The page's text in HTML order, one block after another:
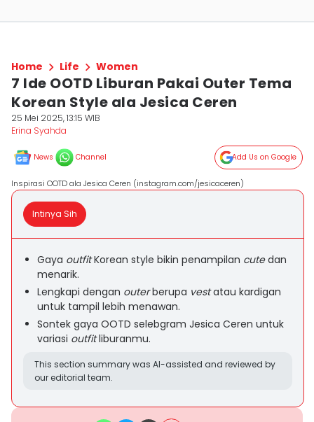
Home Life Women
7 Ide OOTD Liburan Pakai Outer Tema
Korean Style ala Jesica Ceren
25 Mei 2025, 13:15 WIB
Erina Syahda
News Channel Add Us on Google
Inspirasi OOTD ala Jesica Ceren (instagram.com/jesicaceren)
Intinya Sih
Gaya outfitKorean style bikin penampilan cutedan
menarik.
Lengkapi dengan outerberupa vestatau kardigan
untuk tampil lebih menawan.
Sontek gaya OOTD selebgram Jesica Ceren untuk
variasi outfitliburanmu.
This section summary was AI-assisted and reviewed by
our editorial team.